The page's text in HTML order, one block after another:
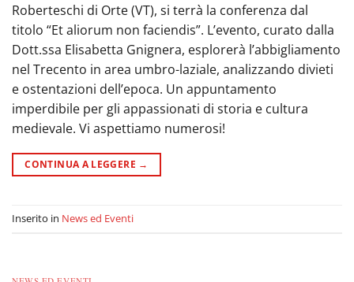
Roberteschi di Orte (VT), si terrà la conferenza dal
titolo “Et aliorum non faciendis”. L’evento, curato dalla
Dott.ssa Elisabetta Gnignera, esplorerà l’abbigliamento
nel Trecento in area umbro-laziale, analizzando divieti
e ostentazioni dell’epoca. Un appuntamento
imperdibile per gli appassionati di storia e cultura
medievale. Vi aspettiamo numerosi!
CONTINUA A LEGGERE →
Inserito in News ed Eventi